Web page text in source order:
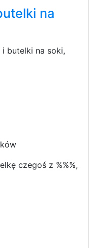
na
butelki na soki,
czegoś z %%%,